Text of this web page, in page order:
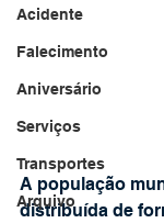
Acidente
Falecimento
Aniversário
Serviços
Transportes
Arquivo
A população
distribuída de